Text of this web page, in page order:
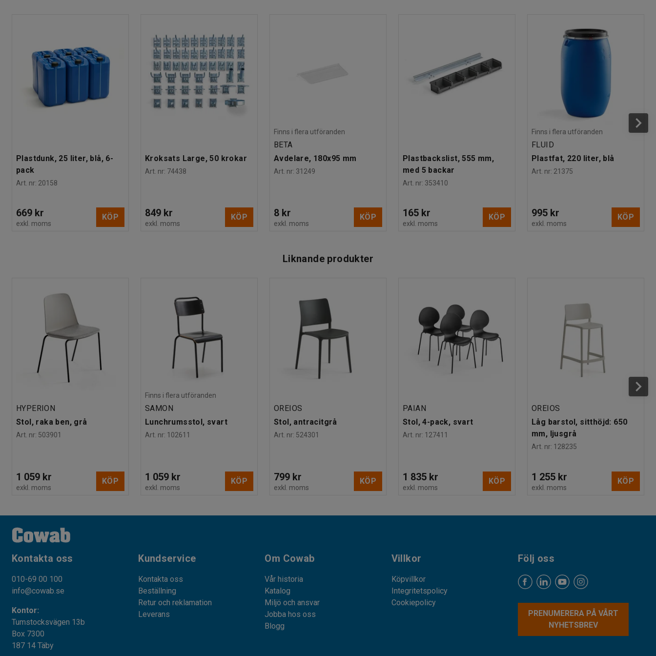
Färgkod stativ: RAL 9005
Material stativ Stål
Rek. antal personer för hantering
Estimerad hanteringstid/person
Min
Plastdunk, 25 liter, blå, 6-
pack
Art. nr: 20158
669 kr
exkl. moms
KÖP
Kroksats Large, 50 krokar
Art. nr: 74438
849 kr
exkl. moms
KÖP
Finns i flera utföranden
BETA
Avdelare, 180x95 mm
Art. nr: 31249
8 kr
exkl. moms
KÖP
Plastbackslist, 555 mm,
med 5 backar
Art. nr: 353410
165 kr
exkl. moms
KÖP
Finns i flera utföranden
FLUID
Plastfat, 220 liter, blå
Art. nr: 21375
995 kr
exkl. moms
KÖP
Liknande produkter
HYPERION
Stol, raka ben, grå
Art. nr: 503901
1 059 kr
exkl. moms
KÖP
Finns i flera utföranden
SAMON
Lunchrumsstol, svart
Art. nr: 102611
1 059 kr
exkl. moms
KÖP
OREIOS
Stol, antracitgrå
Art. nr: 524301
799 kr
exkl. moms
KÖP
PAIAN
Stol, 4-pack, svart
Art. nr: 127411
1 835 kr
exkl. moms
KÖP
OREIOS
Låg barstol, sitthöjd: 650
mm, ljusgrå
Art. nr: 128235
1 255 kr
exkl. moms
KÖP
Kontakta oss
010-69 00 100
info@cowab.se
Kontor:
Tumstocksvägen 13b
Box 7300
187 14 Täby
Kundservice
Kontakta oss
Beställning
Retur och reklamation
Leverans
Om Cowab
Vår historia
Katalog
Miljö och ansvar
Jobba hos oss
Blogg
Villkor
Köpvillkor
Integritetspolicy
Cookiepolicy
Följ oss
PRENUMERERA PÅ VÅRT
NYHETSBREV